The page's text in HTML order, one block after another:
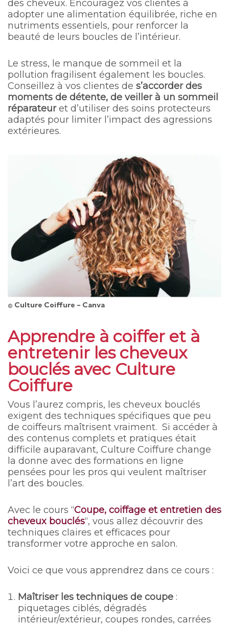
des cheveux. Encouragez vos clientes à
adopter une alimentation équilibrée, riche en
nutriments essentiels, pour renforcer la
beauté de leurs boucles de l’intérieur.
Le stress, le manque de sommeil et la
pollution fragilisent également les boucles.
Conseillez à vos clientes de s’accorder des
moments de détente, de veiller à un sommeil
réparateuret d’utiliser des soins protecteurs
adaptés pour limiter l’impact des agressions
extérieures.
© Culture Coiffure - Canva
Apprendre à coiffer et à
entretenir les cheveux
bouclés avec Culture
Coiffure
Vous l’aurez compris, les cheveux bouclés
exigent des techniques spécifiques que peu
de coiffeurs maîtrisent vraiment. Si accéder à
des contenus complets et pratiques était
difficile auparavant, Culture Coiffure change
la donne avec des formations en ligne
pensées pour les pros qui veulent maîtriser
l’art des boucles.
Avec le cours “Coupe, coiffage et entretien des
cheveux bouclés“, vous allez découvrir des
techniques claires et efficaces pour
transformer votre approche en salon.
Voici ce que vous apprendrez dans ce cours :
Maîtriser les techniques de coupe :
piquetages ciblés, dégradés
intérieur/extérieur, coupes rondes, carrées